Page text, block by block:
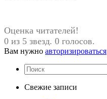
Оценка читателей!
0 из 5 звезд. 0 голосов.
Вам нужно авторизироваться
Свежие записи